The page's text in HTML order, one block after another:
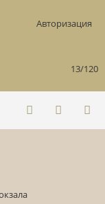
Авторизация
13/120